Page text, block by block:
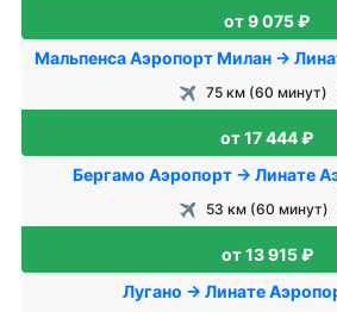
от 9 075 ₽
Мальпенса Аэропорт Милан →
75 км (60 минут)
от 17 444 ₽
Бергамо Аэропорт → Линате
53 км (60 минут)
от 13 915 ₽
Лугано → Линате